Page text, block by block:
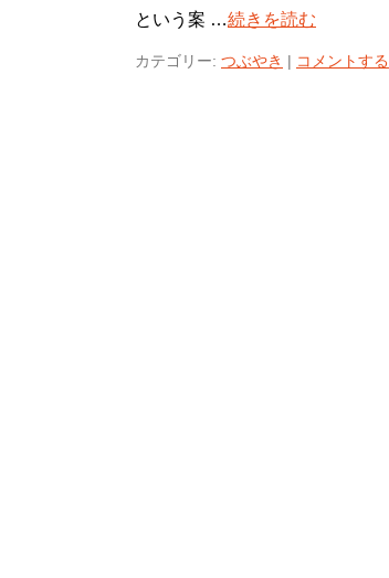
という案 …続きを読む
カテゴリー: つぶやき | コメントする